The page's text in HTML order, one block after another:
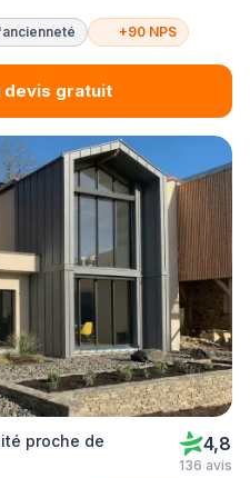
+90 NPS
devis gratuit
proche de
4,8
136 avis